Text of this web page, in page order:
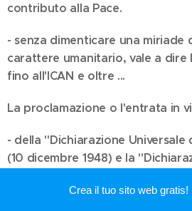
contributo alla Pace.
- senza dimenticare una miriade
carattere umanitario, vale a dire
fino all'ICAN e oltre ...
La proclamazione o l'entrata in
- della "Dichiarazione
(10 dicembre 1948) e la
dell'Infanzia" (20 novembre
"Convenzione Internazionale dei
Crea il tuo sito web gratis!